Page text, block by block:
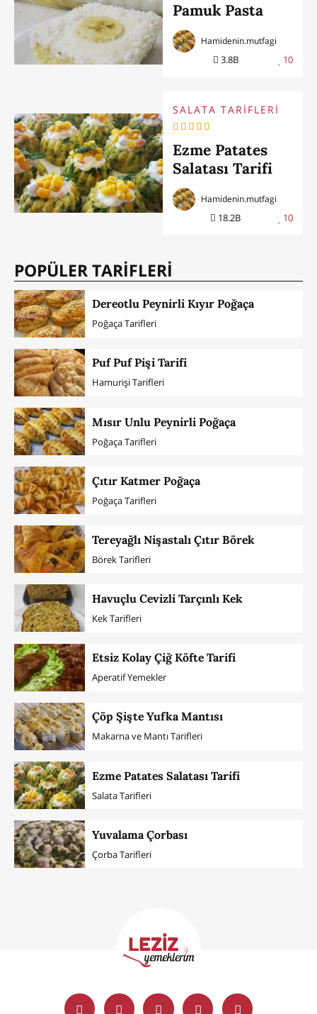
Pamuk Pasta
3.8B 10
Hamidenin.mutfagi
SALATA TARİFLERİ
Ezme Patates
Salatası Tarifi
18.2B 10
Hamidenin.mutfagi
POPÜLER TARİFLERİ
Dereotlu Peynirli Kıyır Poğaça
Poğaça Tarifleri
Puf Puf Pişi Tarifi
Hamurişi Tarifleri
Mısır Unlu Peynirli Poğaça
Poğaça Tarifleri
Çıtır Katmer Poğaça
Poğaça Tarifleri
Tereyağlı Nişastalı Çıtır Börek
Börek Tarifleri
Havuçlu Cevizli Tarçınlı Kek
Kek Tarifleri
Etsiz Kolay Çiğ Köfte Tarifi
Aperatif Yemekler
Çöp Şişte Yufka Mantısı
Makarna ve Mantı Tarifleri
Ezme Patates Salatası Tarifi
Salata Tarifleri
Yuvalama Çorbası
Çorba Tarifleri